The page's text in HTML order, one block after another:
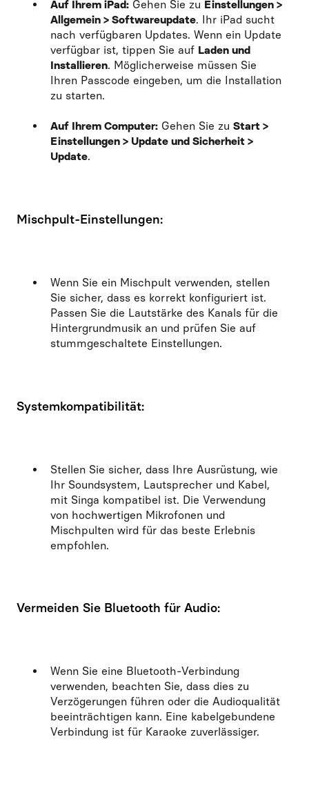
Auf Ihrem iPad: Gehen Sie zu Einstellungen >
Allgemein > Softwareupdate. Ihr iPad sucht
nach verfügbaren Updates. Wenn ein Update
verfügbar ist, tippen Sie auf Laden und
Installieren. Möglicherweise müssen Sie
Ihren Passcode eingeben, um die Installation
zu starten.
Auf Ihrem Computer: Gehen Sie zu Start >
Einstellungen > Update und Sicherheit >
Update.
Mischpult-Einstellungen:
Wenn Sie ein Mischpult verwenden, stellen
Sie sicher, dass es korrekt konfiguriert ist.
Passen Sie die Lautstärke des Kanals für die
Hintergrundmusik an und prüfen Sie auf
stummgeschaltete Einstellungen.
Systemkompatibilität:
Stellen Sie sicher, dass Ihre Ausrüstung, wie
Ihr Soundsystem, Lautsprecher und Kabel,
mit Singa kompatibel ist. Die Verwendung
von hochwertigen Mikrofonen und
Mischpulten wird für das beste Erlebnis
empfohlen.
Vermeiden Sie Bluetooth für Audio:
Wenn Sie eine Bluetooth-Verbindung
verwenden, beachten Sie, dass dies zu
Verzögerungen führen oder die Audioqualität
beeinträchtigen kann. Eine kabelgebundene
Verbindung ist für Karaoke zuverlässiger.